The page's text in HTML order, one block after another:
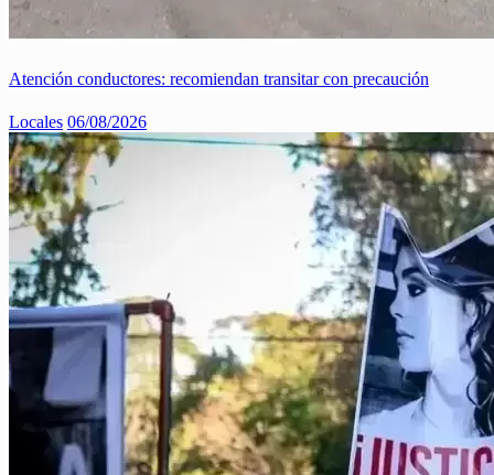
Atención conductores: recomiendan transitar con precaución
Locales 06/08/2026